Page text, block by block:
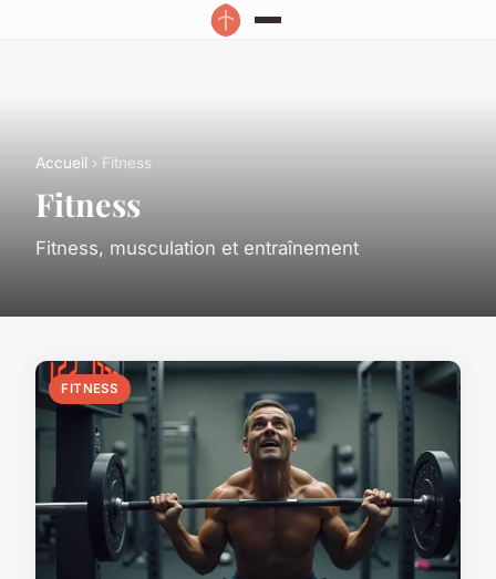
Accueil › Fitness
Fitness
Fitness, musculation et entraînement
FITNESS